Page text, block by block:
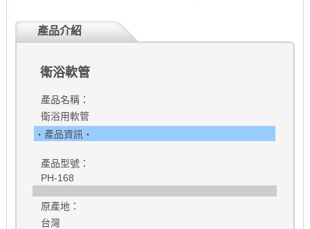
產品介紹
衛浴軟管
產品名稱：
衛浴用軟管
‧產品資訊‧
產品型號：
PH-168
原產地：
台灣